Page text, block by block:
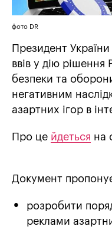
фото DR
Президент
ввів у дію рішення
безпеки та
негативним
азартних ігор в
Про це йдеться на
Документ
розробити
реклами